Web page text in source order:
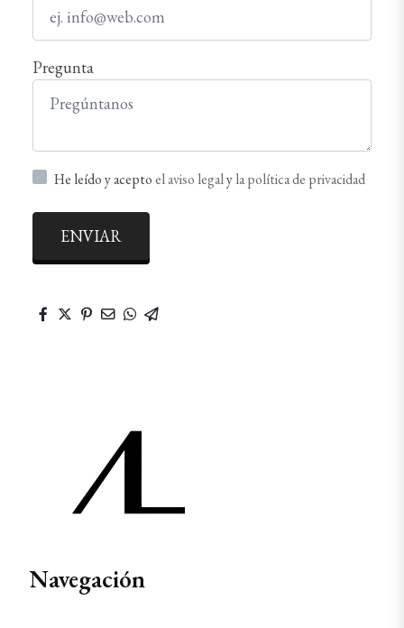
Pregunta
He leído y aceptoel aviso legalyla política de privacidad
ENVIAR
Navegación